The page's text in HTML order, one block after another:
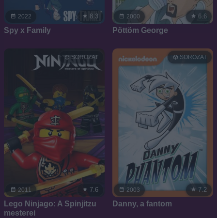
2022 8.3
Spy x Family
2000 6.6
Pöttöm George
2011
SOROZAT
7.6
Lego Ninjago: A Spinjitzu
mesterei
2003
SOROZAT
7.2
Danny, a fantom